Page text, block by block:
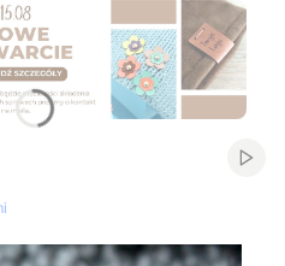
otworzyć stronę.